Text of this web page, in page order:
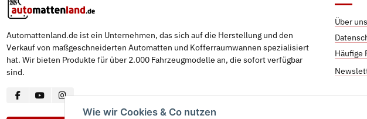
Wie wir Cookies & Co nutzen
Automattenland.de ist ein Unternehmen, das sich auf die Herstellung und den
Verkauf von maßgeschneiderten Automatten und Kofferraumwannen spezialisiert
hat. Wir bieten Produkte für über 2.000 Fahrzeugmodelle an, die sofort verfügbar
sind.
Über uns
Häufige